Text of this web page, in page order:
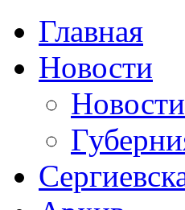
Главная
Новости
Новости